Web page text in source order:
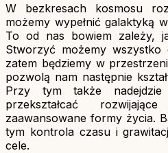
W bezkresach kosmosu
możemy wypełnić galaktyką
To od nas bowiem zależy,
Stworzyć możemy wszystko
zatem będziemy w
pozwolą nam następnie
Przy tym także
przekształcać
zaawansowane formy życia.
tym kontrola czasu i
cele.